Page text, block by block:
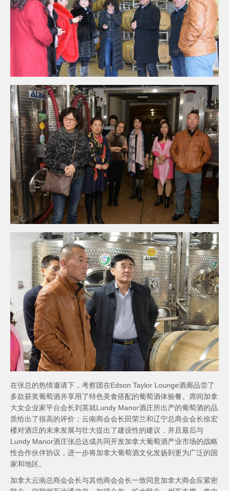
在张总的热情邀请下，考察团在Edson Taylor Lounge酒廊品尝了
多款获奖葡萄酒并享用了特色美食搭配的葡萄酒体验餐。席间加拿
大女企业家平台会长刘英就Lundy Manor酒庄所出产的葡萄酒的品
质给出了很高的评价；云南商会会长田荣兰和辽宁总商会会长徐宏
楼对酒庄的未来发展与壮大提出了建设性的建议，并且最后与
Lundy Manor酒庄张总达成共同开发加拿大葡萄酒产业市场的战略
性合作伙伴协议，进一步将加拿大葡萄酒文化发扬到更为广泛的国
家和地区。
加拿大云南总商会会长与其他商会会长一致同意加拿大商会应紧密